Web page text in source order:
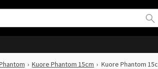
Kuore Phantom 15cm Kuore Phantom